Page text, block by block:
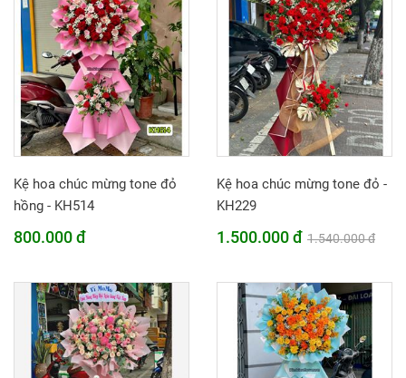
Kệ hoa chúc mừng tone đỏ
hồng - KH514
800.000 đ
Kệ hoa chúc mừng tone đỏ -
KH229
1.500.000 đ 1.540.000 đ